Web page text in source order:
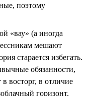
поэтому
«вау» (а иногда
мешают
старается избегать.
обязанности,
восторг, в отличие
горизонт,